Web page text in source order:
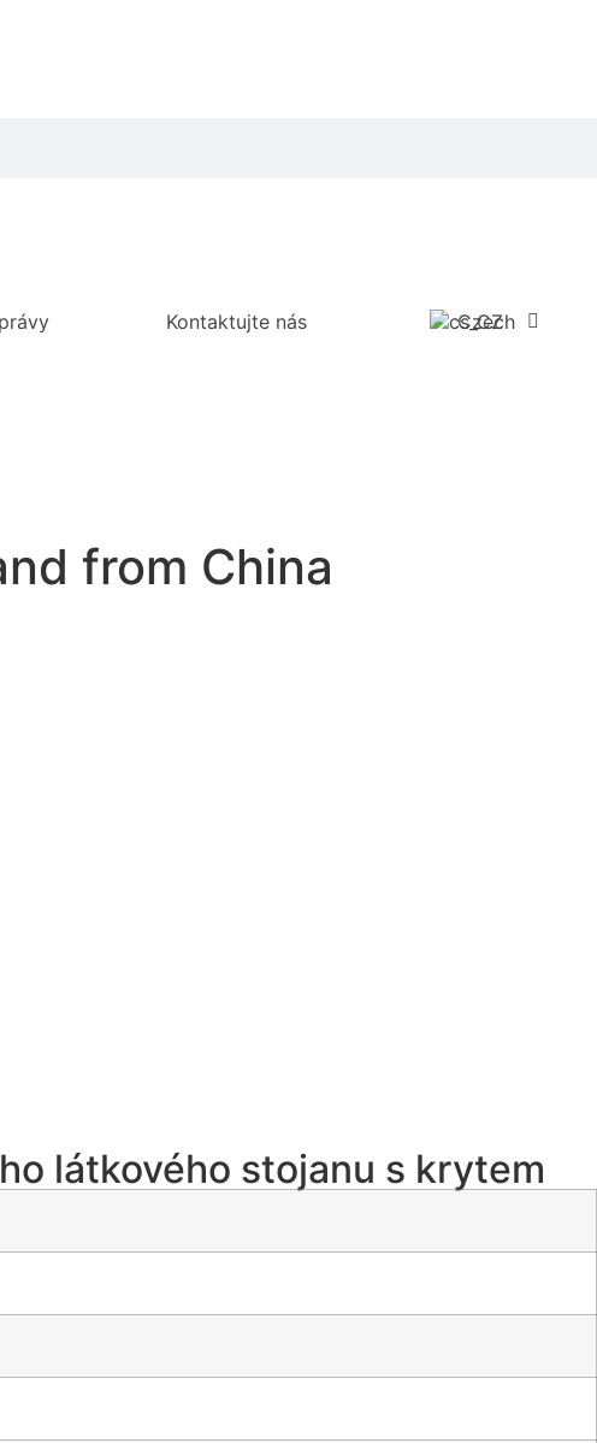
Kontaktujte nás Czech
from China
látkového stojanu s krytem